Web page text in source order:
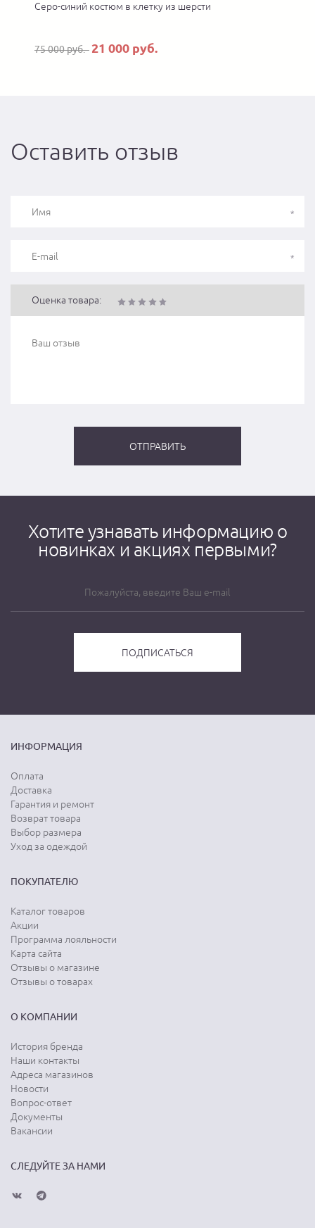
Серо-синий костюм в клетку из шерсти
75 000 руб. 21 000 руб.
Оставить отзыв
Оценка товара:
Хотите узнавать информацию о
новинках и акциях первыми?
ИНФОРМАЦИЯ
Оплата
Доставка
Гарантия и ремонт
Возврат товара
Выбор размера
Уход за одеждой
ПОКУПАТЕЛЮ
Каталог товаров
Акции
Программа лояльности
Карта сайта
Отзывы о магазине
Отзывы о товарах
О КОМПАНИИ
История бренда
Наши контакты
Адреса магазинов
Новости
Вопрос-ответ
Документы
Вакансии
СЛЕДУЙТЕ ЗА НАМИ